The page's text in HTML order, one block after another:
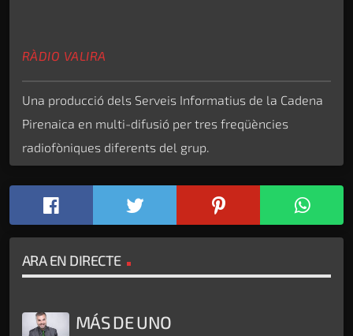
RÀDIO VALIRA
Una producció dels Serveis Informatius de la Cadena
Pirenaica en multi-difusió per tres freqüències
radiofòniques diferents del grup.
ARA EN DIRECTE
MÁS DE UNO